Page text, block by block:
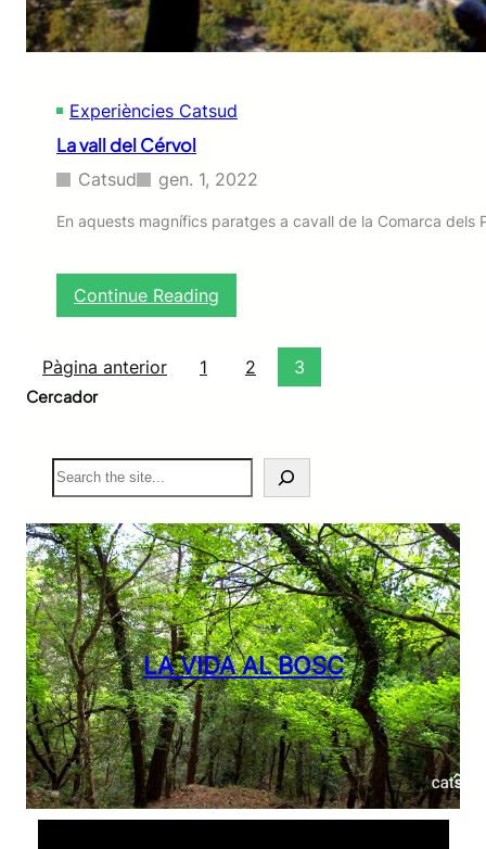
Experiències Catsud
La vall del Cérvol
Catsud gen. 1, 2022
En aquests magnífics paratges a cavall de la Comarca
Continue Reading
L
e
é
r
v
o
l
Pàgina anterior 1 2 3
Cercador
S
e
r
c
h
LA VIDA AL BOSC